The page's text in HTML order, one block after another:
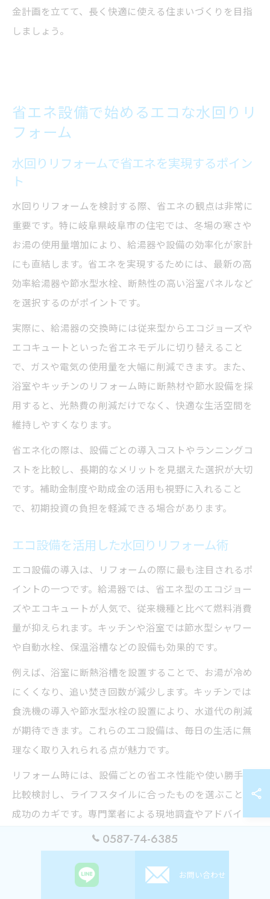
金計画を立てて、長く快適に使える住まいづくりを目指
しましょう。
省エネ設備で始めるエコな水回りリ
フォーム
水回りリフォームで省エネを実現するポイン
ト
水回りリフォームを検討する際、省エネの観点は非常に
重要です。特に岐阜県岐阜市の住宅では、冬場の寒さや
お湯の使用量増加により、給湯器や設備の効率化が家計
にも直結します。省エネを実現するためには、最新の高
効率給湯器や節水型水栓、断熱性の高い浴室パネルなど
を選択するのがポイントです。
実際に、給湯器の交換時には従来型からエコジョーズや
エコキュートといった省エネモデルに切り替えること
で、ガスや電気の使用量を大幅に削減できます。また、
浴室やキッチンのリフォーム時に断熱材や節水設備を採
用すると、光熱費の削減だけでなく、快適な生活空間を
維持しやすくなります。
省エネ化の際は、設備ごとの導入コストやランニングコ
ストを比較し、長期的なメリットを見据えた選択が大切
です。補助金制度や助成金の活用も視野に入れること
で、初期投資の負担を軽減できる場合があります。
エコ設備を活用した水回りリフォーム術
エコ設備の導入は、リフォームの際に最も注目されるポ
イントの一つです。給湯器では、省エネ型のエコジョー
ズやエコキュートが人気で、従来機種と比べて燃料消費
量が抑えられます。キッチンや浴室では節水型シャワー
や自動水栓、保温浴槽などの設備も効果的です。
例えば、浴室に断熱浴槽を設置することで、お湯が冷め
にくくなり、追い焚き回数が減少します。キッチンでは
食洗機の導入や節水型水栓の設置により、水道代の削減
が期待できます。これらのエコ設備は、毎日の生活に無
理なく取り入れられる点が魅力です。
リフォーム時には、設備ごとの省エネ性能や使い勝手を
比較検討し、ライフスタイルに合ったものを選ぶことが
成功のカギです。専門業者による現地調査やアドバイス
を受けることで、最適な組み合わせを見つけやすくなり
省エネ効果を高める水回りリフォームの選択
0587-74-6385
お問い合わせ